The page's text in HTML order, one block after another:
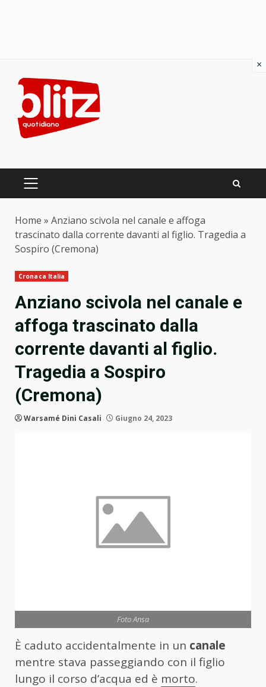
content
PRIMARY
Home » Anziano scivola nel canale e affoga
trascinato dalla corrente davanti al figlio. Tragedia a
Sospiro (Cremona)
Cronaca Italia
Anziano scivola nel canale e
affoga trascinato dalla
corrente davanti al figlio.
Tragedia a Sospiro
(Cremona)
Warsamé Dini Casali Giugno 24, 2023
Foto Ansa
È caduto accidentalmente in un canale
mentre stava passeggiando con il figlio
lungo il corso d’acqua ed è morto.
×